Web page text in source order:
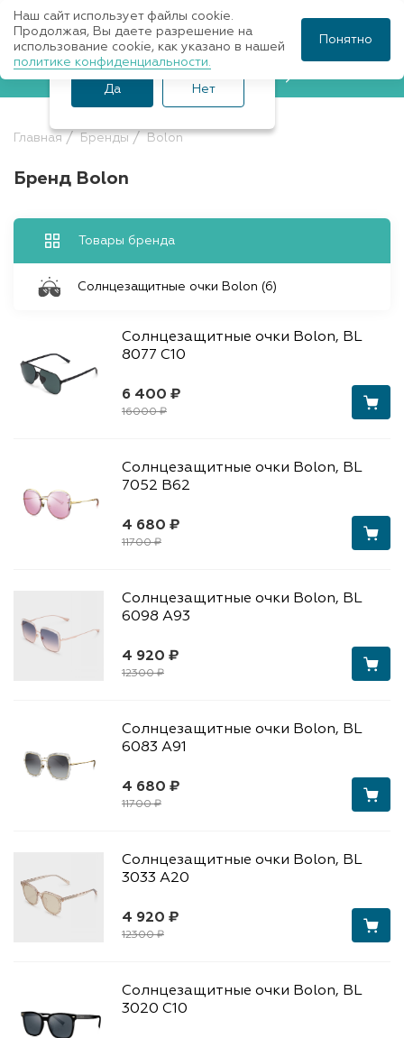
Записаться к врачу
Главная Бренды Bolon
Бренд Bolon
Товары бренда
Солнцезащитные очки Bolon (6)
6 400 ₽
16000 ₽
Солнцезащитные очки Bolon, BL
8077 C10
4 680 ₽
11700 ₽
Солнцезащитные очки Bolon, BL
7052 B62
4 920 ₽
12300 ₽
Солнцезащитные очки Bolon, BL
6098 A93
4 680 ₽
11700 ₽
Солнцезащитные очки Bolon, BL
6083 A91
4 920 ₽
12300 ₽
Солнцезащитные очки Bolon, BL
3033 A20
Солнцезащитные очки Bolon, BL
3020 C10
Ваш город Санкт-
Петербург?
Да Нет
Наш сайт использует файлы cookie.
Продолжая, Вы даете разрешение на
использование cookie, как указано в нашей
политике конфиденциальности.
Понятно